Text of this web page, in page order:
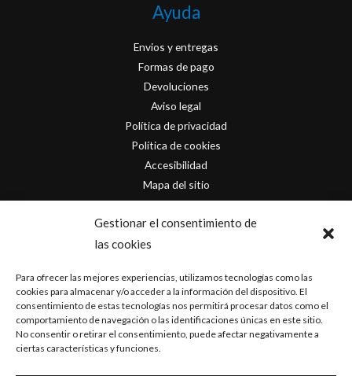
Gestionar el consentimiento de
las cookies
Para ofrecer las mejores experiencias, utilizamos tecnologías como las
cookies para almacenar y/o acceder a la información del dispositivo. El
consentimiento de estas tecnologías nos permitirá procesar datos como el
comportamiento de navegación o las identificaciones únicas en este sitio.
No consentir o retirar el consentimiento, puede afectar negativamente a
ciertas características y funciones.
Ayuda
Envios y entregas
Formas de pago
Devoluciones
Aviso legal
Política de privacidad
Política de cookies
Accesibilidad
Mapa del sitio
Contacto
info@originofcomics.com
Facebook
Instagram